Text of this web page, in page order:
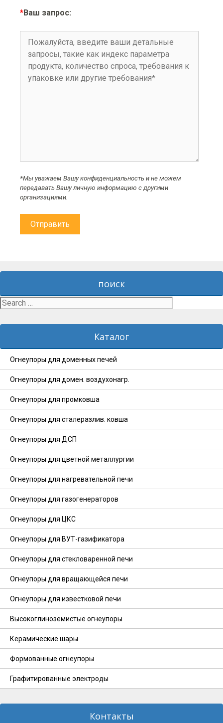
*Ваш запрос:
*Мы уважаем Вашу конфиденциальность и не можем
передавать Вашу личную информацию с другими
организациями.
поиск
Search
for:
Каталог
Огнеупоры для доменных печей
Огнеупоры для домен. воздухонагр.
Огнеупоры для промковша
Огнеупоры для сталеразлив. ковша
Огнеупоры для ДСП
Огнеупоры для цветной металлургии
Огнеупоры для нагревательной печи
Огнеупоры для газогенераторов
Огнеупоры для ЦКС
Огнеупоры для ВУТ-газификатора
Огнеупоры для стекловаренной печи
Огнеупоры для вращающейся печи
Огнеупоры для известковой печи
Высокоглиноземистые огнеупоры
Керамические шары
Формованные огнеупоры
Графитированные электроды
Контакты